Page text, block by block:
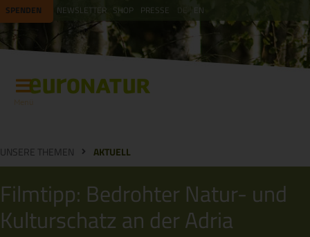
SPENDEN NEWSLETTER SHOP PRESSE EN
UNSERE THEMEN AKTUELL
Filmtipp: Bedrohter Natur- und
Kulturschatz an der Adria